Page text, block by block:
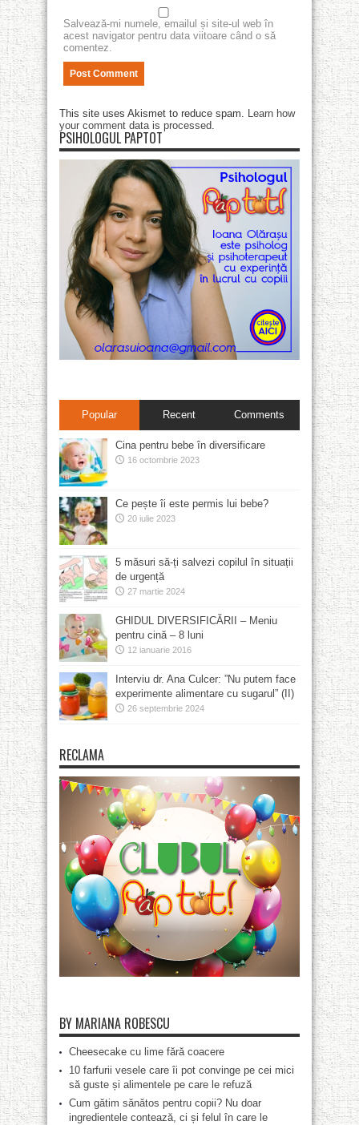
Salvează-mi numele, emailul și site-ul web în
acest navigator pentru data viitoare când o să
comentez.
This site uses Akismet to reduce spam. Learn how
your comment data is processed.
PSIHOLOGUL PAPTOT
Popular Recent Comments
Cina pentru bebe în diversificare
16 octombrie 2023
Ce pește îi este permis lui bebe?
20 iulie 2023
5 măsuri să-ți salvezi copilul în situații
de urgență
27 martie 2024
GHIDUL DIVERSIFICĂRII – Meniu
pentru cină – 8 luni
12 ianuarie 2016
Interviu dr. Ana Culcer: ”Nu putem face
experimente alimentare cu sugarul” (II)
26 septembrie 2024
RECLAMA
BY MARIANA ROBESCU
Cheesecake cu lime fără coacere
10 farfurii vesele care îi pot convinge pe cei mici
să guste și alimentele pe care le refuză
Cum gătim sănătos pentru copii? Nu doar
ingredientele contează, ci și felul în care le